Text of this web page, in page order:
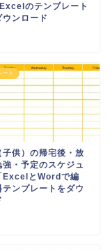
のテンプレート
ウンロード
ート
子供）の帰宅後・放
強・予定のスケジュ
ExcelとWordで編
テンプレートをダウ